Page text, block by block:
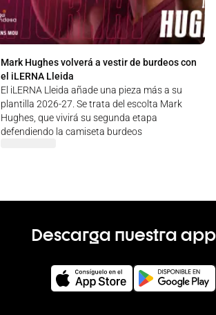
Mark Hughes volverá a vestir de burdeos con
el iLERNA Lleida
El iLERNA Lleida añade una pieza más a su
plantilla 2026-27. Se trata del escolta Mark
Hughes, que vivirá su segunda etapa
defendiendo la camiseta burdeos
Descarga nuestra app